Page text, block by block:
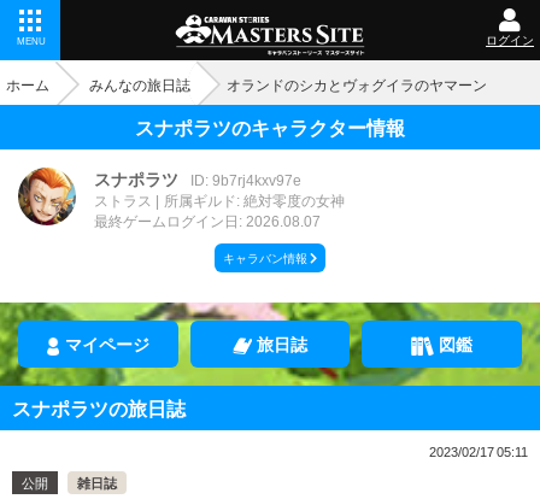
MENU ログイン
ホーム みんなの旅日誌 オランドのシカとヴォグイラのヤマーン
スナポラツのキャラクター情報
スナポラツ
ID: 9b7rj4kxv97e
ストラス
所属ギルド: 絶対零度の女神
最終ゲームログイン日: 2026.08.07
キャラバン情報
マイページ 旅日誌 図鑑
スナポラツの旅日誌
2023/02/17 05:11
公開
雑日誌